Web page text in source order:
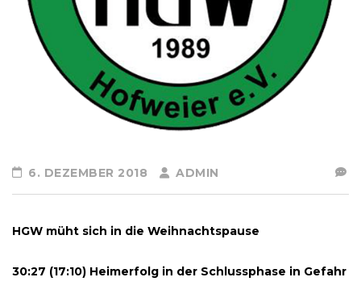
6. DEZEMBER 2018 ADMIN
HGW müht sich in die Weihnachtspause
30:27 (17:10) Heimerfolg in der Schlussphase in Gefahr